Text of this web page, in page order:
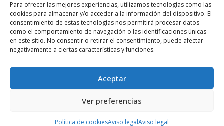
Para ofrecer las mejores experiencias, utilizamos tecnologías como las
cookies para almacenar y/o acceder a la información del dispositivo. El
consentimiento de estas tecnologías nos permitirá procesar datos
como el comportamiento de navegación o las identificaciones únicas
en este sitio. No consentir o retirar el consentimiento, puede afectar
negativamente a ciertas características y funciones.
Aceptar
Ver preferencias
Política de cookiesAviso legalAviso legal
by QM.
Inicio
Contacta
Política de Privacidad